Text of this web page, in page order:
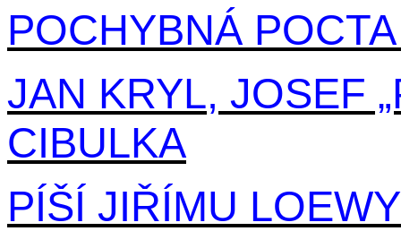
POCHYBNÁ
JAN KRYL, JOSEF
CIBULKA
PÍŠÍ JIŘÍMU